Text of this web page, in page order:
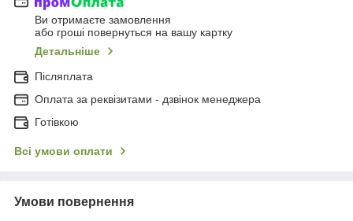
Ви отримаєте замовлення
або гроші повернуться на вашу картку
Детальніше
Післяплата
Оплата за реквізитами - дзвінок менеджера
Готівкою
Всі умови оплати
Умови повернення